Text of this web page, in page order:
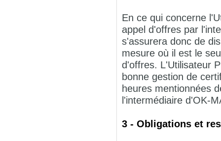
En ce qui concerne
appel d'offres par
s'assurera donc de
mesure où il est le
d'offres. L'Utilisateur
bonne gestion de
heures mentionnées
l'intermédiaire d'OK-
3 - Obligations et